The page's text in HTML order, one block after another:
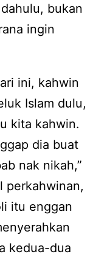
bukan
ingin
ini, kahwin
Islam dulu,
kita kahwin.
dia buat
nak nikah,”
perkahwinan,
itu enggan
kedua-dua